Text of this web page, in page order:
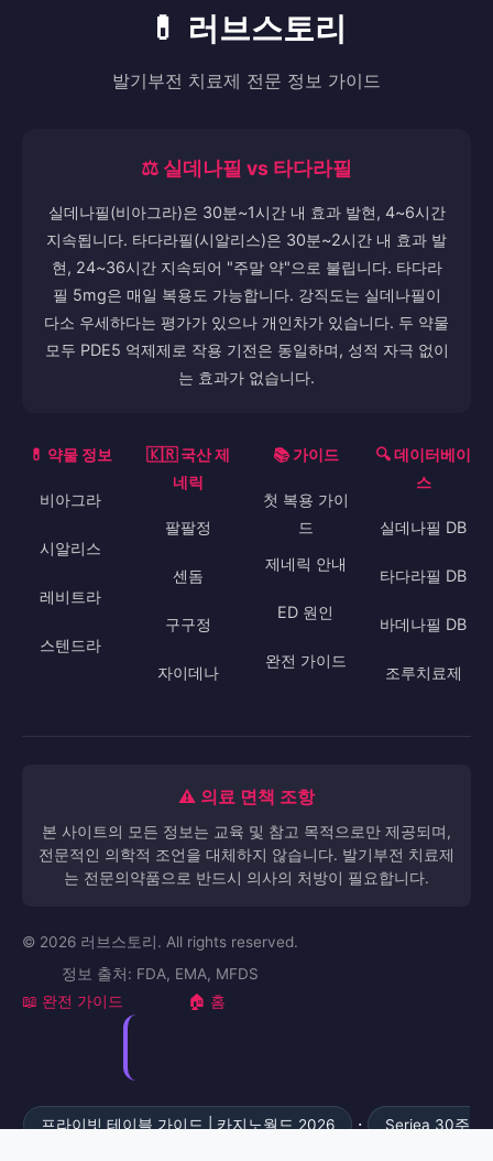
💊 러브스토리
발기부전 치료제 전문 정보 가이드
⚖️ 실데나필 vs 타다라필
실데나필(비아그라)은 30분~1시간 내 효과 발현, 4~6시간
지속됩니다. 타다라필(시알리스)은 30분~2시간 내 효과 발
현, 24~36시간 지속되어 "주말 약"으로 불립니다. 타다라
필 5mg은 매일 복용도 가능합니다. 강직도는 실데나필이
다소 우세하다는 평가가 있으나 개인차가 있습니다. 두 약물
모두 PDE5 억제제로 작용 기전은 동일하며, 성적 자극 없이
는 효과가 없습니다.
💊 약물 정보
비아그라
시알리스
레비트라
스텐드라
🇰🇷 국산 제
네릭
팔팔정
센돔
구구정
자이데나
📚 가이드
첫 복용 가이
드
제네릭 안내
ED 원인
완전 가이드
🔍 데이터베이
스
실데나필 DB
타다라필 DB
바데나필 DB
조루치료제
⚠️ 의료 면책 조항
본 사이트의 모든 정보는 교육 및 참고 목적으로만 제공되며,
전문적인 의학적 조언을 대체하지 않습니다. 발기부전 치료제
는 전문의약품으로 반드시 의사의 처방이 필요합니다.
© 2026 러브스토리. All rights reserved.
정보 출처: FDA, EMA, MFDS
📖 완전 가이드 🏠 홈
프라이빗 테이블 가이드 | 카지노월드 2026 ·
Seriea 30주